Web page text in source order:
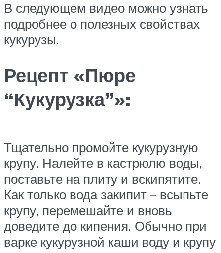
В следующем видео можно узнать
подробнее о полезных свойствах
кукурузы.
Рецепт «Пюре
“Кукурузка”»:
Тщательно промойте кукурузную
крупу. Налейте в кастрюлю воды,
поставьте на плиту и вскипятите.
Как только вода закипит – всыпьте
крупу, перемешайте и вновь
доведите до кипения. Обычно при
варке кукурузной каши воду и крупу